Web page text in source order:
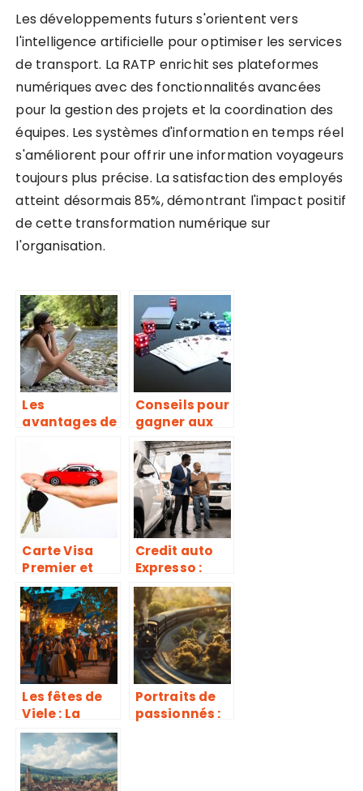
Les développements futurs s'orientent vers
l'intelligence artificielle pour optimiser les services
de transport. La RATP enrichit ses plateformes
numériques avec des fonctionnalités avancées
pour la gestion des projets et la coordination des
équipes. Les systèmes d'information en temps réel
s'améliorent pour offrir une information voyageurs
toujours plus précise. La satisfaction des employés
atteint désormais 85%, démontrant l'impact positif
de cette transformation numérique sur
l'organisation.
Les
avantages de
vie
Conseils pour
gagner aux
jeux de
casino
Carte Visa
Premier et
assurance de
location de
voiture : le
guide
complet
Credit auto
Expresso :
pourquoi et
comment
l’obtenir ?
Les fêtes de
Viele : La
tradition
festive qui
rassemble les
générations
Portraits de
passionnés :